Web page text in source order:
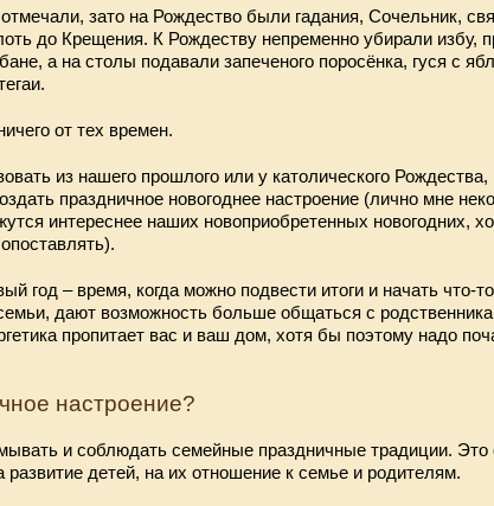
зато на Рождество были гадания, Сочельник,
до Крещения. К Рождеству непременно убирали избу,
а на столы подавали запеченого поросёнка, гуся с
от тех времен.
из нашего прошлого или у католического Рождества,
праздничное новогоднее настроение (лично мне
интереснее наших новоприобретенных новогодних,
год – время, когда можно подвести итоги и начать что-
дают возможность больше общаться с
пропитает вас и ваш дом, хотя бы поэтому надо
настроение?
и соблюдать семейные праздничные традиции. Это
развитие детей, на их отношение к семье и родителям.